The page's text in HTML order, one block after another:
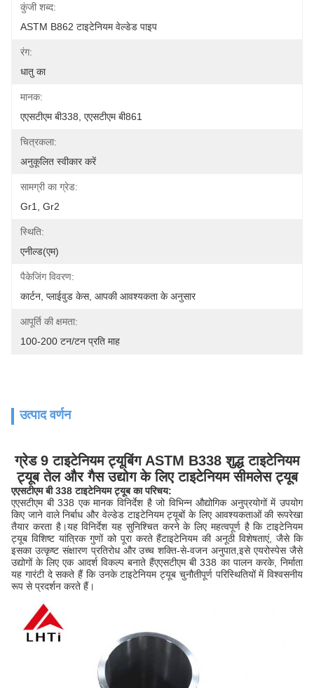
कुंजी शब्द:
ASTM B862 टाइटेनियम वेल्डेड पाइप
रंग:
धातु का
मानक:
एएसटीएम बी338, एएसटीएम बी861
चित्रकला:
अनुकूलित स्वीकार करें
सामग्री का ग्रेड:
Gr1, Gr2
स्थिति:
एनील्ड(एम)
पैकेजिंग विवरण:
कार्टन, प्लाईवुड केस, आपकी आवश्यकता के अनुसार
आपूर्ति की क्षमता:
100-200 टन/टन प्रति माह
उत्पाद वर्णन
ग्रेड 9 टाइटेनियम ट्यूबिंग ASTM B338 शुद्ध टाइटेनियम
ट्यूब तेल और गैस उद्योग के लिए टाइटेनियम सीमलेस ट्यूब
एएसटीएम बी 338 टाइटेनियम ट्यूब का परिचय:
एएसटीएम बी 338 एक मानक विनिर्देश है जो विभिन्न औद्योगिक अनुप्रयोगों में उपयोग
किए जाने वाले निर्बाध और वेल्डेड टाइटेनियम ट्यूबों के लिए आवश्यकताओं की रूपरेखा
तैयार करता है।यह विनिर्देश यह सुनिश्चित करने के लिए महत्वपूर्ण है कि टाइटेनियम
ट्यूब विशिष्ट यांत्रिक गुणों को पूरा करते हैंटाइटेनियम की अनूठी विशेषताएं, जैसे कि
इसका उत्कृष्ट संक्षारण प्रतिरोध और उच्च शक्ति-से-वजन अनुपात,इसे एयरोस्पेस जैसे
उद्योगों के लिए एक आदर्श विकल्प बनाते हैंएएसटीएम बी 338 का पालन करके, निर्माता
यह गारंटी दे सकते हैं कि उनके टाइटेनियम ट्यूब चुनौतीपूर्ण परिस्थितियों में विश्वसनीय
रूप से प्रदर्शन करते हैं।